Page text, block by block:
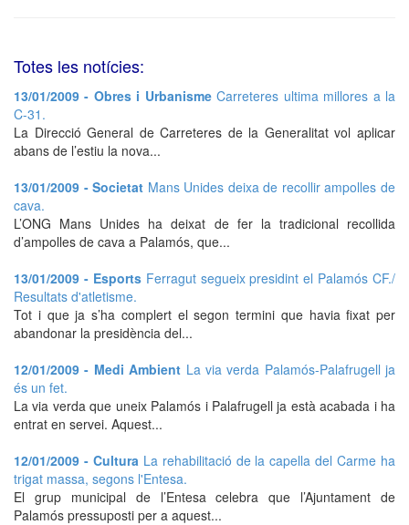
Totes les notícies:
13/01/2009 - Obres i UrbanismeCarreteres ultima millores a la
C-31.
La Direcció General de Carreteres de la Generalitat vol aplicar
abans de l’estiu la nova...
13/01/2009 - Societat Mans Unides deixa de recollir ampolles de
cava.
L’ONG Mans Unides ha deixat de fer la tradicional recollida
d’ampolles de cava a Palamós, que...
13/01/2009 - Esports Ferragut segueix presidint el Palamós CF./
Resultats d'atletisme.
Tot i que ja s’ha complert el segon termini que havia fixat per
abandonar la presidència del...
12/01/2009 - Medi Ambient La via verda Palamós-Palafrugell ja
és un fet.
La via verda que uneix Palamós i Palafrugell ja està acabada i ha
entrat en servei. Aquest...
12/01/2009 - Cultura La rehabilitació de la capella del Carme ha
trigat massa, segons l'Entesa.
El grup municipal de l’Entesa celebra que l’Ajuntament de
Palamós pressuposti per a aquest...